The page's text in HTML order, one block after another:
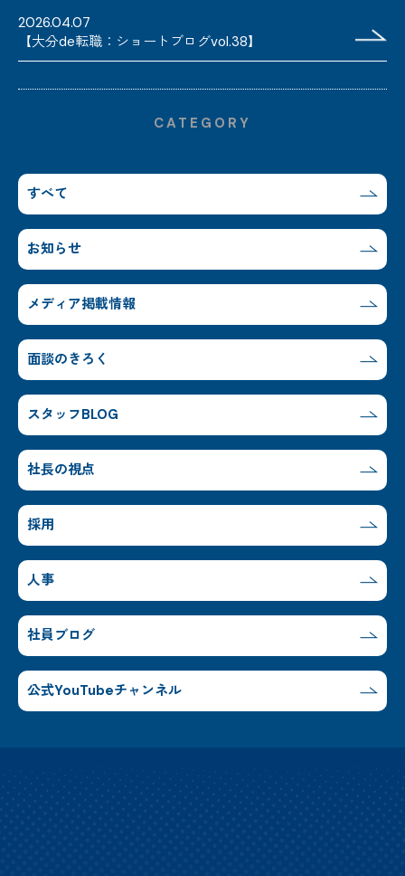
2026.04.07
【大分de転職：ショートブログvol.38】
CATEGORY
すべて
お知らせ
メディア掲載情報
面談のきろく
スタッフBLOG
社長の視点
採用
人事
社員ブログ
公式YouTubeチャンネル